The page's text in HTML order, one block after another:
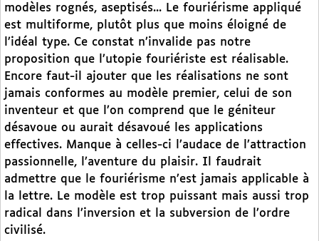
modèles rognés, aseptisés... Le fouriérisme appliqué
est multiforme, plutôt plus que moins éloigné de
l’idéal type. Ce constat n’invalide pas notre
proposition que l’utopie fouriériste est réalisable.
Encore faut-il ajouter que les réalisations ne sont
jamais conformes au modèle premier, celui de son
inventeur et que l’on comprend que le géniteur
désavoue ou aurait désavoué les applications
effectives. Manque à celles-ci l’audace de l’attraction
passionnelle, l’aventure du plaisir. Il faudrait
admettre que le fouriérisme n’est jamais applicable à
la lettre. Le modèle est trop puissant mais aussi trop
radical dans l’inversion et la subversion de l’ordre
civilisé.